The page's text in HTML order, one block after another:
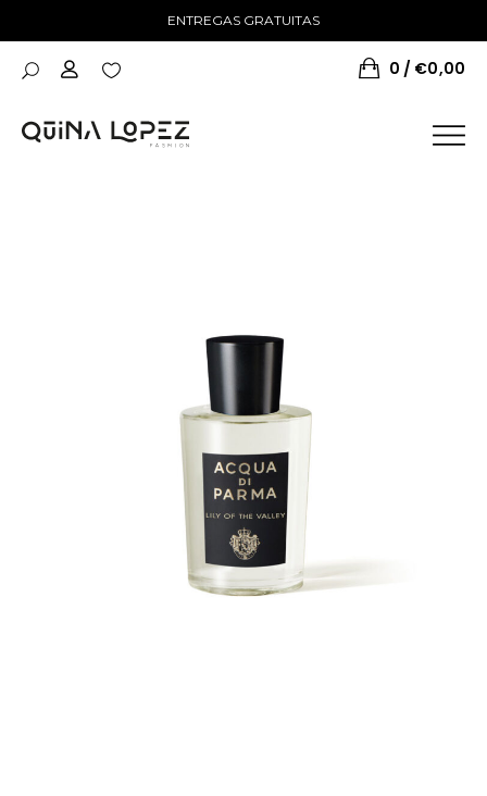
ENTREGAS GRATUITAS
0 €0,00